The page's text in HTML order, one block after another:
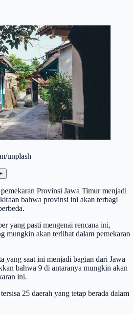
unplash
Provinsi Jawa Timur menjadi
bahwa provinsi ini akan terbagi
yang pasti mengenai rencana ini,
mungkin akan terlibat dalam pemekaran
yang saat ini menjadi bagian dari Jawa
bahwa 9 di antaranya mungkin akan
ini.
25 daerah yang tetap berada dalam